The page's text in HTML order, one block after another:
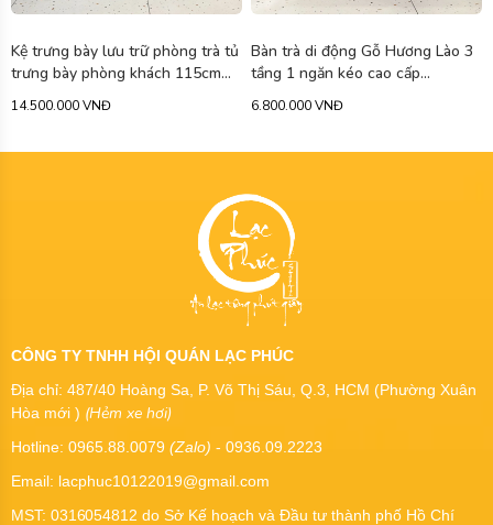
Kệ trưng bày lưu trữ phòng trà tủ
trưng bày phòng khách 115cm
BAN07
14.500.000 VNĐ
Bàn trà di động Gỗ Hương Lào 3
tầng 1 ngăn kéo cao cấp
44x68x70 KG35
6.800.000 VNĐ
CÔNG TY TNHH HỘI QUÁN LẠC PHÚC
Địa chỉ: 487/40 Hoàng Sa, P. Võ Thị Sáu, Q.3, HCM (Phường Xuân
Hòa mới ) (Hẻm xe hơi)
Hotline: 0965.88.0079 (Zalo) - 0936.09.2223
Email: lacphuc10122019@gmail.com
MST: 0316054812 do Sở Kế hoạch và Đầu tư thành phố Hồ Chí